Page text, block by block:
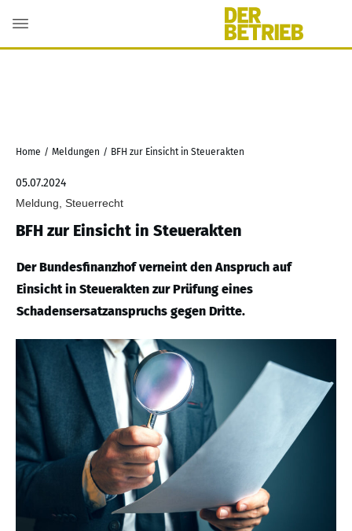
Home / Meldungen / BFH zur Einsicht in Steuerakten
05.07.2024
Meldung, Steuerrecht
BFH zur Einsicht in Steuerakten
Der Bundesfinanzhof verneint den Anspruch auf
Einsicht in Steuerakten zur Prüfung eines
Schadensersatzanspruchs gegen Dritte.